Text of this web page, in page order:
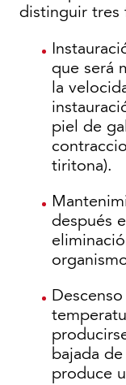
distinguir tres
que será
la
piel de
tiritona).
después
bajada
produce